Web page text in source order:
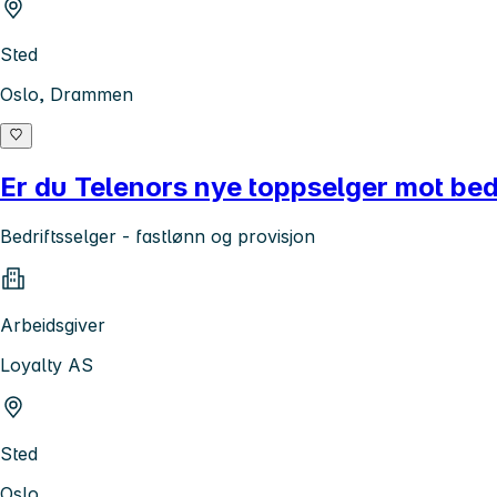
Sted
Oslo, Drammen
Er du Telenors nye toppselger mot
Bedriftsselger - fastlønn og provisjon
Arbeidsgiver
Loyalty AS
Sted